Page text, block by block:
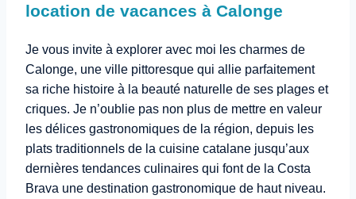
location de vacances à Calonge
Je vous invite à explorer avec moi les charmes de
Calonge, une ville pittoresque qui allie parfaitement
sa riche histoire à la beauté naturelle de ses plages et
criques. Je n’oublie pas non plus de mettre en valeur
les délices gastronomiques de la région, depuis les
plats traditionnels de la cuisine catalane jusqu’aux
dernières tendances culinaires qui font de la Costa
Brava une destination gastronomique de haut niveau.